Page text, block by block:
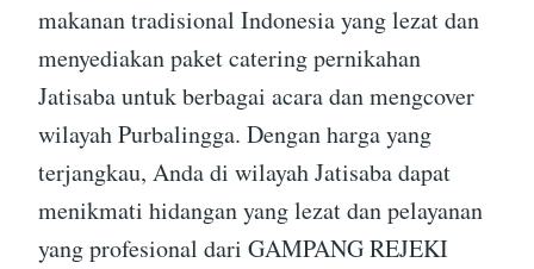
makanan tradisional Indonesia yang lezat dan
menyediakan paket catering pernikahan
Jatisaba untuk berbagai acara dan mengcover
wilayah Purbalingga. Dengan harga yang
terjangkau, Anda di wilayah Jatisaba dapat
menikmati hidangan yang lezat dan pelayanan
yang profesional dari GAMPANG REJEKI